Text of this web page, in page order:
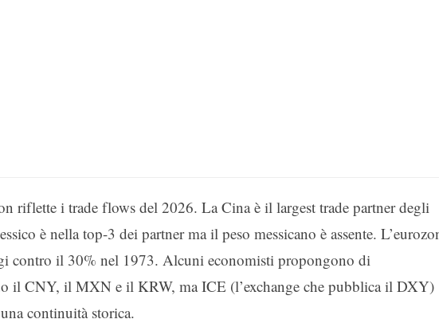
riflette i trade flows del 2026. La Cina è il largest trade partner degli
è nella top-3 dei partner ma il peso messicano è assente.
contro il 30% nel 1973. Alcuni economisti propongono di
il CNY, il MXN e il KRW, ma ICE (l’exchange che pubblica il DXY)
continuità storica.